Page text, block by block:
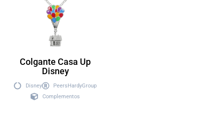
Colgante Casa Up
Disney
Disney
PeersHardyGroup
Complementos